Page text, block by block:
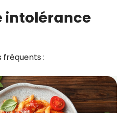
intolérance
fréquents :